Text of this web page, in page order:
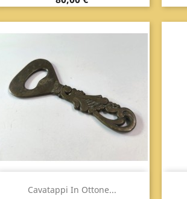
Cavatappi In Ottone...
 Anteprima